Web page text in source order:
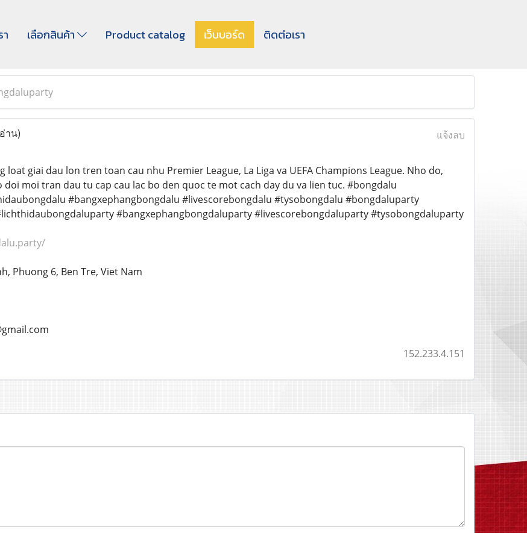
เลือกสินค้า Product catalog เว็บบอร์ด ติดต่อเรา
าน) แจ้งลบ
loat giai dau lon tren toan cau nhu Premier League, La Liga va UEFA Champions League. Nho do,
moi tran dau tu cap cau lac bo den quoc te mot cach day du va lien tuc. #bongdalu
#bangxephangbongdalu #livescorebongdalu #tysobongdalu #bongdaluparty
#bangxephangbongdaluparty #livescorebongdaluparty #tysobongdaluparty
Phuong 6, Ben Tre, Viet Nam
152.233.4.151